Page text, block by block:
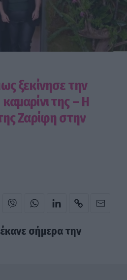
ξεκίνησε την
της – Η
Ζαρίφη στην
έκανε σήμερα την